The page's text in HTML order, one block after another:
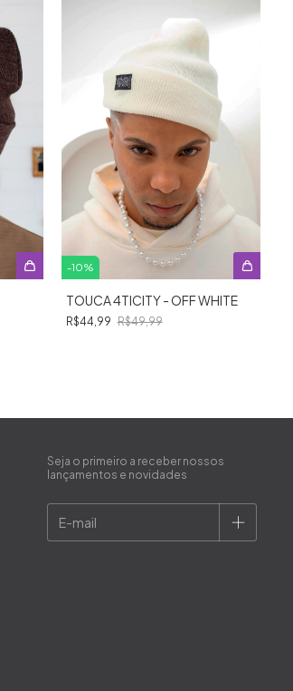
-10%
TOUCA 4TICITY - OFF WHITE
R$44,99 R$49,99
Seja o primeiro a receber nossos
lançamentos e novidades